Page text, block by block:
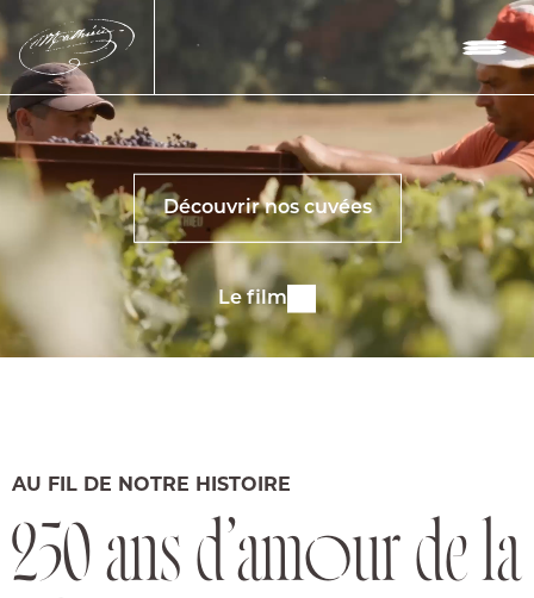
Découvrir nos cuvées
Le film
AU FIL DE NOTRE HISTOIRE
250 ans damour de la